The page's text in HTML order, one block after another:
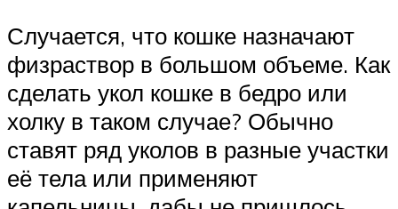
Случается, что кошке назначают
физраствор в большом объеме. Как
сделать укол кошке в бедро или
холку в таком случае? Обычно
ставят ряд уколов в разные участки
её тела или применяют